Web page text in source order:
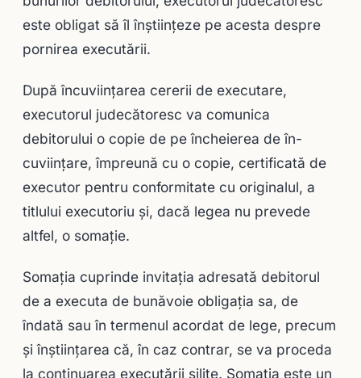
este obligat să îl înştiinţeze pe acesta despre
pornirea executării.
După încuviinţarea cererii de execu­tare,
executorul judecătoresc va comunica
debitorului o copie de pe încheierea de în­
cuviinţare, împreună cu o copie, certificată de
executor pentru conformitate cu origi­nalul, a
titlului executoriu şi, dacă legea nu prevede
altfel, o somaţie.
Somaţia cuprinde invitaţia adresată debitorul
de a executa de bunăvoie obligaţia sa, de
îndată sau în termenul acordat de lege, precum
şi înştiinţarea că, în caz contrar, se va proceda
la continuarea executării silite. Somaţia este un